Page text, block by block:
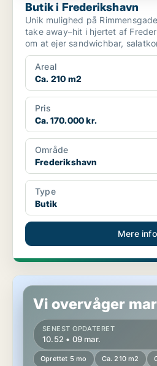
Butik i Frederikshavn
Unik mulighed på
take away–hit i hjertet af Frederikshavn .
om at ejer sandwichbar,
...
Areal
Ca. 210 m2
Pris
Ca. 170.000 kr.
Område
Frederikshavn
Type
Butik
Mere info
Butik i Frederikshavn
Vi overvåger
SENEST OPDATERET
10.52 • 09 mar.
Oprettet 5 mo Ca. 210 m2